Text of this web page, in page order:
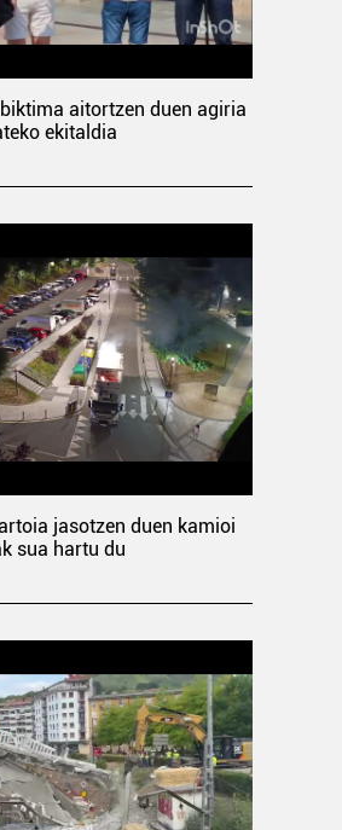
aitortzen duen agiria
ekitaldia
jasotzen duen kamioi
sua hartu du